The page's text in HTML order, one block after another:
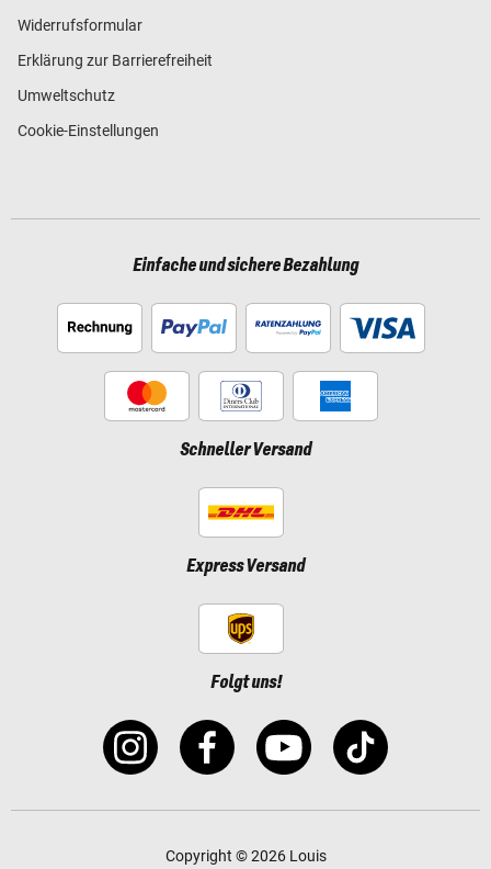
Widerrufsformular
Erklärung zur Barrierefreiheit
Umweltschutz
Cookie-Einstellungen
Einfache und sichere Bezahlung
Schneller Versand
Express Versand
Folgt uns!
Copyright © 2026 Louis